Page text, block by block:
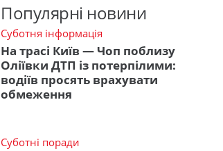
Популярні новини
Суботня інформація
На трасі Київ — Чоп поблизу
Оліївки ДТП із потерпілими:
водіїв просять врахувати
обмеження
Суботні поради